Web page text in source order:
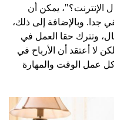
الإنترنت؟"، يمكن أن
جدا. وبالإضافة إلى ذلك،
وتترك حقا العمل في
لا أعتقد أن الأرباح في
عمل الوقت والمهارة